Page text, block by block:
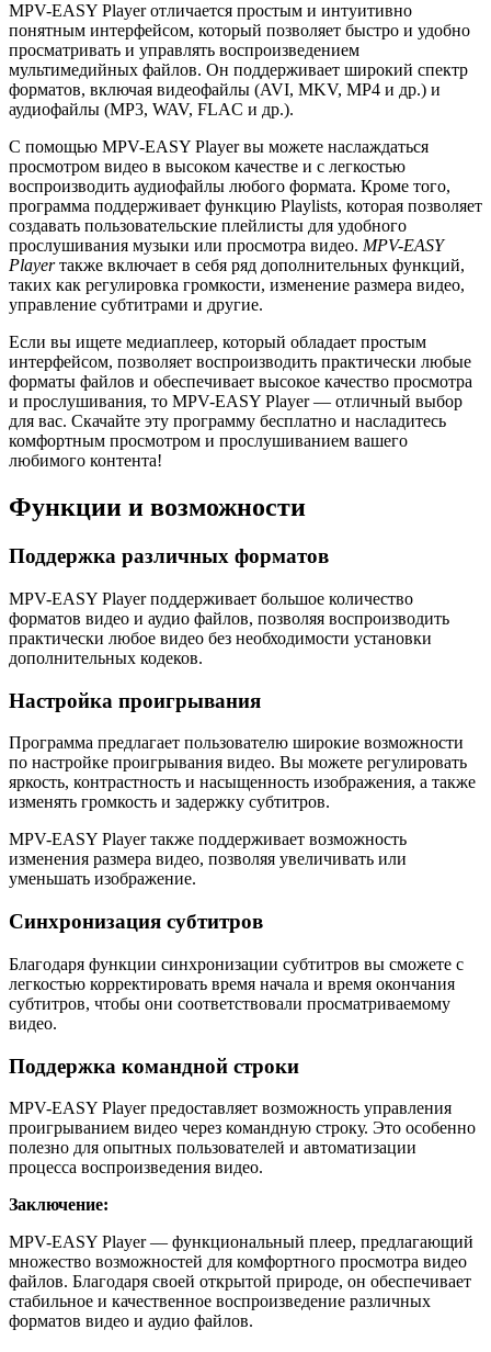
MPV-EASY Player отличается простым и интуитивно
понятным интерфейсом, который позволяет быстро и удобно
просматривать и управлять воспроизведением
мультимедийных файлов. Он поддерживает широкий спектр
форматов, включая видеофайлы (AVI, MKV, MP4 и др.) и
аудиофайлы (MP3, WAV, FLAC и др.).
С помощью MPV-EASY Player вы можете наслаждаться
просмотром видео в высоком качестве и с легкостью
воспроизводить аудиофайлы любого формата. Кроме того,
программа поддерживает функцию Playlists, которая позволяет
создавать пользовательские плейлисты для удобного
прослушивания музыки или просмотра видео. MPV-EASY
Playerтакже включает в себя ряд дополнительных функций,
таких как регулировка громкости, изменение размера видео,
управление субтитрами и другие.
Если вы ищете медиаплеер, который обладает простым
интерфейсом, позволяет воспроизводить практически любые
форматы файлов и обеспечивает высокое качество просмотра
и прослушивания, то MPV-EASY Player — отличный выбор
для вас. Скачайте эту программу бесплатно и насладитесь
комфортным просмотром и прослушиванием вашего
любимого контента!
Функции и возможности
Поддержка различных форматов
MPV-EASY Player поддерживает большое количество
форматов видео и аудио файлов, позволяя воспроизводить
практически любое видео без необходимости установки
дополнительных кодеков.
Настройка проигрывания
Программа предлагает пользователю широкие возможности
по настройке проигрывания видео. Вы можете регулировать
яркость, контрастность и насыщенность изображения, а также
изменять громкость и задержку субтитров.
MPV-EASY Player также поддерживает возможность
изменения размера видео, позволяя увеличивать или
уменьшать изображение.
Синхронизация субтитров
Благодаря функции синхронизации субтитров вы сможете с
легкостью корректировать время начала и время окончания
субтитров, чтобы они соответствовали просматриваемому
видео.
Поддержка командной строки
MPV-EASY Player предоставляет возможность управления
проигрыванием видео через командную строку. Это особенно
полезно для опытных пользователей и автоматизации
процесса воспроизведения видео.
Заключение:
MPV-EASY Player — функциональный плеер, предлагающий
множество возможностей для комфортного просмотра видео
файлов. Благодаря своей открытой природе, он обеспечивает
стабильное и качественное воспроизведение различных
форматов видео и аудио файлов.